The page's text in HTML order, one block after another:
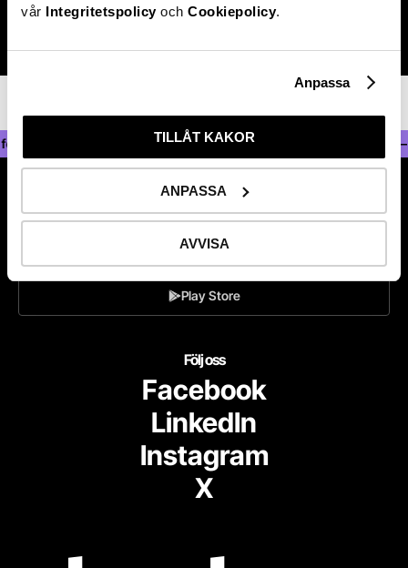
vår Integritetspolicy och Cookiepolicy.
Anpassa
TILLÅT KAKOR
ANPASSA
AVVISA
— Statlig insättningsgaranti —Aktiehandel med låga avgifter —
Ladda ner
App Store
Play Store
Följ oss
Facebook
LinkedIn
Instagram
X